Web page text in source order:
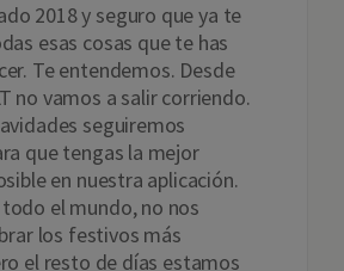
2018 y seguro que ya te
esas cosas que te has
Te entendemos. Desde
no vamos a salir corriendo.
seguiremos
que tengas la mejor
en nuestra aplicación.
el mundo, no nos
los festivos más
el resto de días estamos